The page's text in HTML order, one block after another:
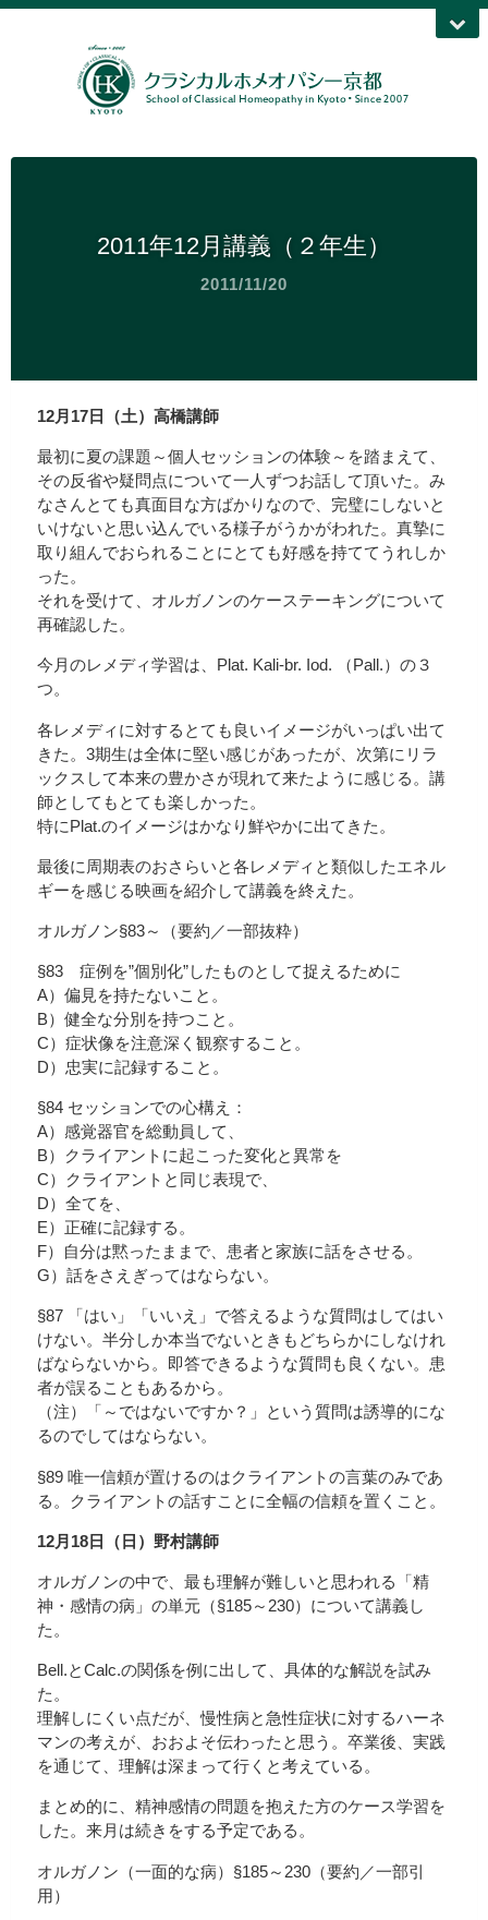
2011年12月講義（２年生）
2011/11/20
12月17日（土）高橋講師
最初に夏の課題～個人セッションの体験～を踏まえて、
その反省や疑問点について一人ずつお話して頂いた。み
なさんとても真面目な方ばかりなので、完璧にしないと
いけないと思い込んでいる様子がうかがわれた。真摯に
取り組んでおられることにとても好感を持ててうれしか
った。
それを受けて、オルガノンのケーステーキングについて
再確認した。
今月のレメディ学習は、Plat. Kali-br. Iod. （Pall.）の３
つ。
各レメディに対するとても良いイメージがいっぱい出て
きた。3期生は全体に堅い感じがあったが、次第にリラ
ックスして本来の豊かさが現れて来たように感じる。講
師としてもとても楽しかった。
特にPlat.のイメージはかなり鮮やかに出てきた。
最後に周期表のおさらいと各レメディと類似したエネル
ギーを感じる映画を紹介して講義を終えた。
オルガノン§83～（要約／一部抜粋）
§83 症例を”個別化”したものとして捉えるために
A）偏見を持たないこと。
B）健全な分別を持つこと。
C）症状像を注意深く観察すること。
D）忠実に記録すること。
§84 セッションでの心構え：
A）感覚器官を総動員して、
B）クライアントに起こった変化と異常を
C）クライアントと同じ表現で、
D）全てを、
E）正確に記録する。
F）自分は黙ったままで、患者と家族に話をさせる。
G）話をさえぎってはならない。
§87 「はい」「いいえ」で答えるような質問はしてはい
けない。半分しか本当でないときもどちらかにしなけれ
ばならないから。即答できるような質問も良くない。患
者が誤ることもあるから。
（注）「～ではないですか？」という質問は誘導的にな
るのでしてはならない。
§89 唯一信頼が置けるのはクライアントの言葉のみであ
る。クライアントの話すことに全幅の信頼を置くこと。
12月18日（日）野村講師
オルガノンの中で、最も理解が難しいと思われる「精
神・感情の病」の単元（§185～230）について講義し
た。
Bell.とCalc.の関係を例に出して、具体的な解説を試み
た。
理解しにくい点だが、慢性病と急性症状に対するハーネ
マンの考えが、おおよそ伝わったと思う。卒業後、実践
を通じて、理解は深まって行くと考えている。
まとめ的に、精神感情の問題を抱えた方のケース学習を
した。来月は続きをする予定である。
オルガノン（一面的な病）§185～230（要約／一部引
用）